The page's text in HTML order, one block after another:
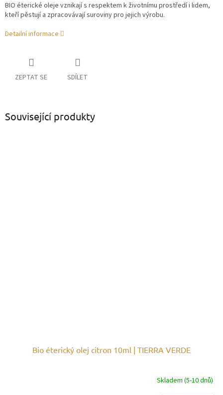
BIO éterické oleje vznikají s respektem k životnímu prostředí i lidem,
kteří pěstují a zpracovávají suroviny pro jejich výrobu.
Detailní informace
ZEPTAT SE SDÍLET
Související produkty
Bio éterický olej citron 10ml | TIERRA VERDE
Skladem (5-10 dnů)